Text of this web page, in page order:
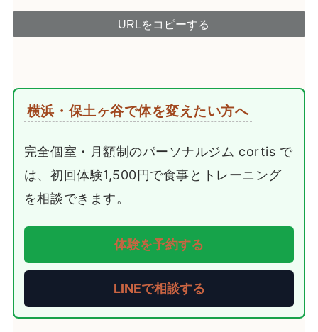
URLをコピーする
横浜・保土ヶ谷で体を変えたい方へ
完全個室・月額制のパーソナルジム cortis で
は、初回体験1,500円で食事とトレーニング
を相談できます。
体験を予約する
LINEで相談する